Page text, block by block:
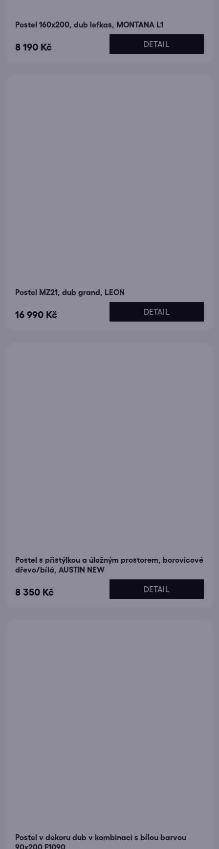
Postel 160x200, dub lefkas, MONTANA L1
8 190 Kč DETAIL
Postel MZ21, dub grand, LEON
16 990 Kč DETAIL
Postel s přistýlkou a úložným prostorem, borovicové
dřevo/bílá, AUSTIN NEW
8 350 Kč DETAIL
Postel v dekoru dub v kombinaci s bílou barvou
90x200 F1090